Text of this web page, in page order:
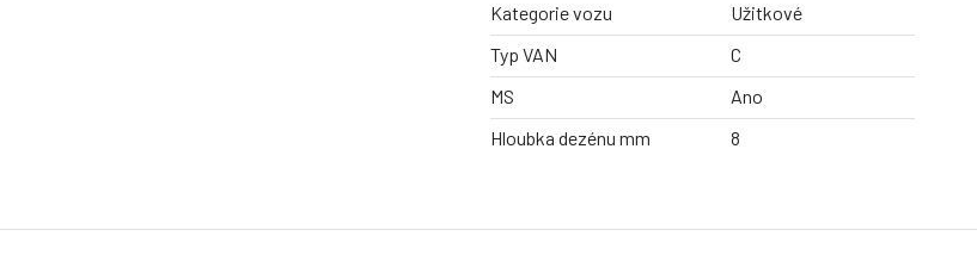
Kategorie vozu
Užitkové
Typ VAN
C
MS
Ano
Hloubka dezénu mm
8